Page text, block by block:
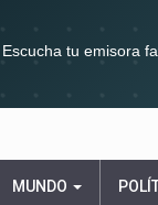
Escucha tu emisora
MUNDO